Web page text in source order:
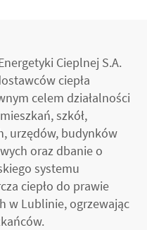
Cieplnej S.A.
ciepła
celem działalności
szkół,
urzędów, budynków
oraz dbanie o
systemu
ciepło do prawie
w Lublinie, ogrzewając